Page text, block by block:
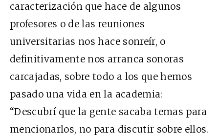
caracterización que hace de algunos
profesores o de las reuniones
universitarias nos hace sonreír, o
definitivamente nos arranca sonoras
carcajadas, sobre todo a los que hemos
pasado una vida en la academia:
“Descubrí que la gente sacaba temas para
mencionarlos, no para discutir sobre ellos.